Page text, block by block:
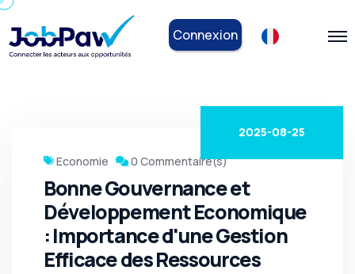
Connexion
2025-08-25
Economie
0 Commentaire(s)
Bonne Gouvernance et
Développement Economique
: Importance d'une Gestion
Efficace des Ressources